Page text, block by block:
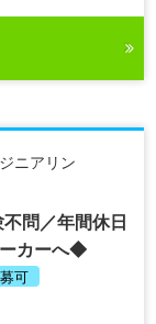
ニアリン
問／年間休日
ーカーへ◆
可